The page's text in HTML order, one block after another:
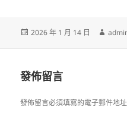
發
2026 年 1 月 14 日
作
發佈留言
發佈留言必須填寫的電子郵件地